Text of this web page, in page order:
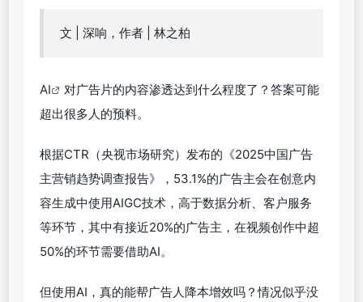
文 | 深响，作者 | 林之柏
AI
对广告片的内容渗透达到什么程度了？答案可能
超出很多人的预料。
根据CTR（央视市场研究）发布的《2025中国广告
主营销趋势调查报告》，53.1%的广告主会在创意内
容生成中使用AIGC技术，高于数据分析、客户服务
等环节，其中有接近20%的广告主，在视频创作中超
50%的环节需要借助AI。
但使用AI，真的能帮广告人降本增效吗？情况似乎没